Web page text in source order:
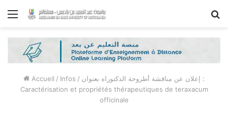
Menu
Accueil / Infos / إعلان عن مناقشة أطروحة الدكتوراه بعنوان :
Caractérisation et propriétés thérapeutiques de teraxacum
officinale